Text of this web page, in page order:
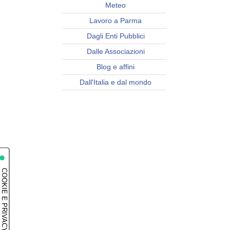
Meteo
Lavoro a Parma
Dagli Enti Pubblici
Dalle Associazioni
Blog e affini
Dall'Italia e dal mondo